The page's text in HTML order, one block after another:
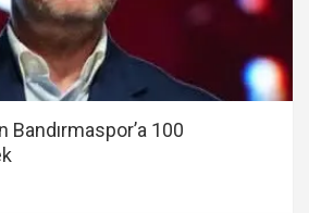
Bandırmaspor’a 100